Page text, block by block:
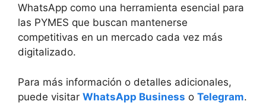
WhatsApp como una herramienta esencial para
las PYMES que buscan mantenerse
competitivas en un mercado cada vez más
digitalizado.
Para más información o detalles adicionales,
puede visitar WhatsApp Business o Telegram.